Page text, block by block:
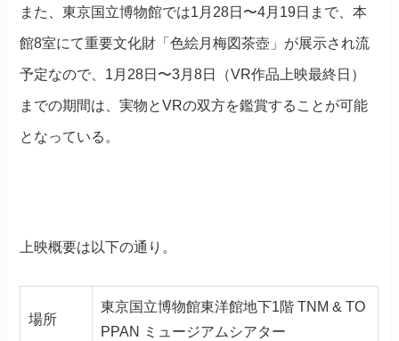
また、東京国立博物館では1月28日〜4月19日まで、本
館8室にて重要文化財「色絵月梅図茶壺」が展示され流
予定なので、1月28日〜3月8日（VR作品上映最終日）
までの期間は、実物とVRの双方を鑑賞することが可能
となっている。
上映概要は以下の通り。
場所
東京国立博物館東洋館地下1階 TNM & TO
PPAN ミュージアムシアター